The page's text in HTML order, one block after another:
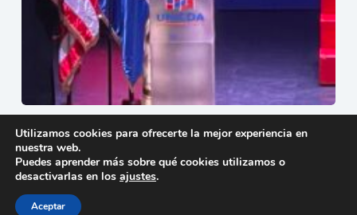
aniversario de la Universidad Domínico Americano
26 de junio de 2026
Copyright © 2026 - Tema para WordPress de
Utilizamos cookies para ofrecerte la mejor experiencia en
nuestra web.
Puedes aprender más sobre qué cookies utilizamos o
desactivarlas en los ajustes.
Aceptar